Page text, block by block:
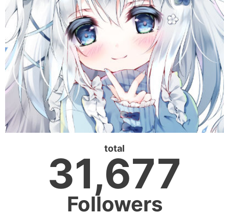
total
31,677
Followers